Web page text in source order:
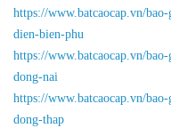
https://www.batcaocap.vn/
dien-bien-phu
https://www.batcaocap.vn/
dong-nai
https://www.batcaocap.vn/
dong-thap